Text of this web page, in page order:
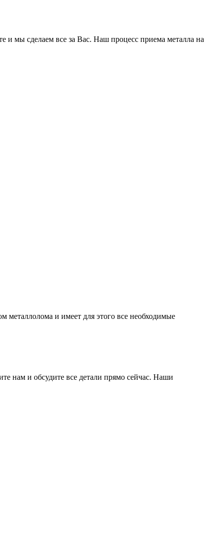
и мы сделаем все за Вас. Наш процесс приема металла на
металлолома и имеет для этого все необходимые
нам и обсудите все детали прямо сейчас. Наши